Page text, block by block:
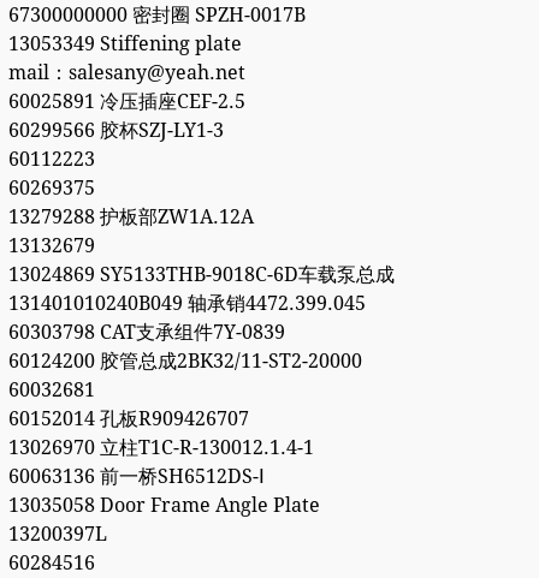
67300000000 密封圈 SPZH-0017B
13053349 Stiffening plate
mail：salesany@yeah.net
60025891 冷压插座CEF-2.5
60299566 胶杯SZJ-LY1-3
60112223
60269375
13279288 护板部ZW1A.12A
13132679
13024869 SY5133THB-9018C-6D车载泵总成
131401010240B049 轴承销4472.399.045
60303798 CAT支承组件7Y-0839
60124200 胶管总成2BK32/11-ST2-20000
60032681
60152014 孔板R909426707
13026970 立柱T1C-R-130012.1.4-1
60063136 前一桥SH6512DS-Ⅰ
13035058 Door Frame Angle Plate
13200397L
60284516